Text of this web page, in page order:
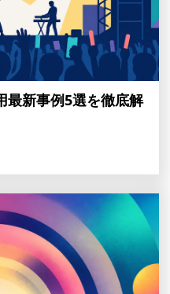
最新事例5選を徹底解